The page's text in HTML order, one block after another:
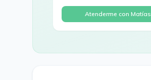
Atenderme con Matías